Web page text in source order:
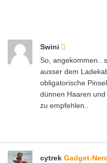
Swini
So, angekommen..
ausser dem
obligatorische
dünnen Haaren
zu empfehlen..
cytrek Gadget-